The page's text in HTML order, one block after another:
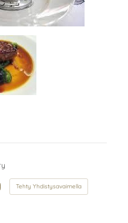
Tehty Yhdistysavaimella